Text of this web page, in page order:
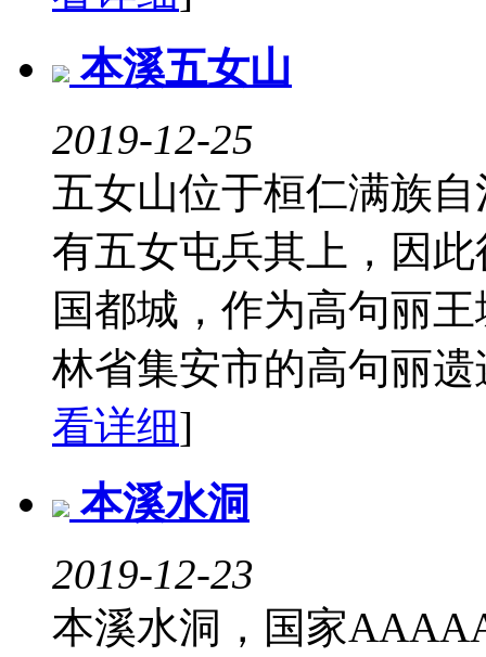
本溪五女山
2019-12-25
五女山位于桓仁满族
有五女屯兵其上，因
国都城，作为高句丽
林省集安市的高句丽
看详细]
本溪水洞
2019-12-23
本溪水洞，国家